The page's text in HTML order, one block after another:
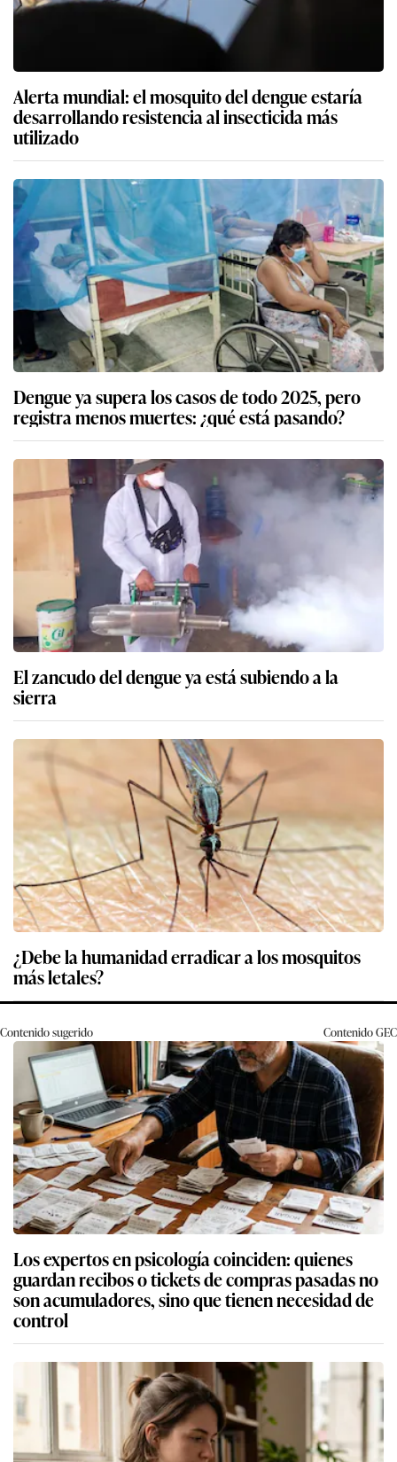
Alerta mundial: el mosquito del dengue estaría
desarrollando resistencia al insecticida más
utilizado
Dengue ya supera los casos de todo 2025, pero
registra menos muertes: ¿qué está pasando?
El zancudo del dengue ya está subiendo a la
sierra
¿Debe la humanidad erradicar a los mosquitos
más letales?
Contenido sugerido ContenidoGEC
Los expertos en psicología coinciden: quienes
guardan recibos o tickets de compras pasadas no
son acumuladores, sino que tienen necesidad de
control